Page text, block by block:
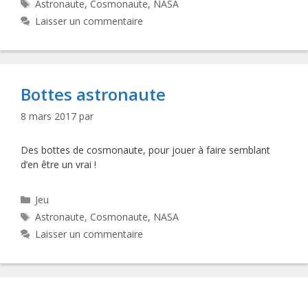
Astronaute, Cosmonaute, NASA
Laisser un commentaire
Bottes astronaute
8 mars 2017 par
Des bottes de cosmonaute, pour jouer à faire semblant
d’en être un vrai !
Catégories
Jeu
Étiquettes
Astronaute, Cosmonaute, NASA
Laisser un commentaire